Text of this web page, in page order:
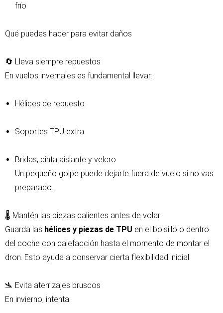
frío
Qué puedes hacer para evitar daños
🔄 Lleva siempre repuestos
En vuelos invernales es fundamental llevar:
Hélices de repuesto
Soportes TPU extra
Bridas, cinta aislante y velcro
Un pequeño golpe puede dejarte fuera de vuelo si no vas
preparado.
🌡️ Mantén las piezas calientes antes de volar
Guarda las hélices y piezas de TPU en el bolsillo o dentro
del coche con calefacción hasta el momento de montar el
dron. Esto ayuda a conservar cierta flexibilidad inicial.
🛬 Evita aterrizajes bruscos
En invierno, intenta: